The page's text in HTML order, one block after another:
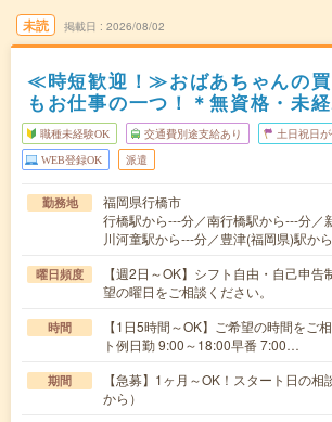
未読 掲載日 2026/08/02
≪時短歓迎！≫おばあちゃんの
もお仕事の一つ！＊無資格・未
職種未経験OK 交通費別途支給あり 土日祝日
WEB登録OK 派遣
勤務地
福岡県行橋市
行橋駅から---分／南行橋駅から---分／
川河童駅から---分／豊津(福岡県)駅か
曜日頻度
【週2日～OK】シフト自由・自己申
望の曜日をご相談ください。
時間
【1日5時間～OK】ご希望の時間をご
ト例日勤 9:00～18:00早番 7:00…
期間
【急募】1ヶ月～OK！スタート日の
から）